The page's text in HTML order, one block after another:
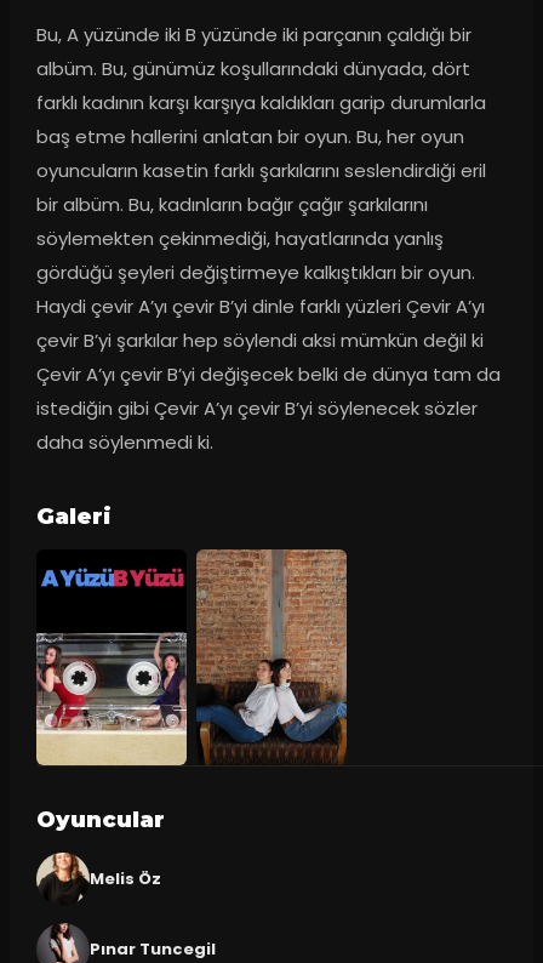
Bu, A yüzünde iki B yüzünde iki parçanın çaldığı bir
albüm. Bu, günümüz koşullarındaki dünyada, dört
farklı kadının karşı karşıya kaldıkları garip durumlarla
baş etme hallerini anlatan bir oyun. Bu, her oyun
oyuncuların kasetin farklı şarkılarını seslendirdiği eril
bir albüm. Bu, kadınların bağır çağır şarkılarını
söylemekten çekinmediği, hayatlarında yanlış
gördüğü şeyleri değiştirmeye kalkıştıkları bir oyun.
Haydi çevir A’yı çevir B’yi dinle farklı yüzleri Çevir A’yı
çevir B’yi şarkılar hep söylendi aksi mümkün değil ki
Çevir A’yı çevir B’yi değişecek belki de dünya tam da
istediğin gibi Çevir A’yı çevir B’yi söylenecek sözler
daha söylenmedi ki.
Galeri
Oyuncular
Melis Öz
Pınar Tuncegil